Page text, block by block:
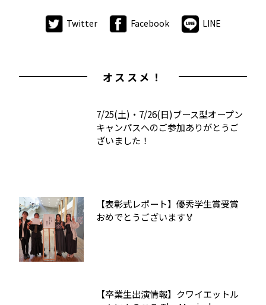
Twitter Facebook LINE
オススメ！
7/25(土)・7/26(日)ブース型オープン
キャンパスへのご参加ありがとうご
ざいました！
【表彰式レポート】優秀学生賞受賞
おめでとうございます🏅
【卒業生出演情報】クワイエットル